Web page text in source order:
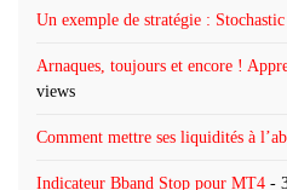
Un exemple de stratégie :
Arnaques, toujours et encore !
views
Comment mettre ses liquidités à
Indicateur Bband Stop pour MT4 -